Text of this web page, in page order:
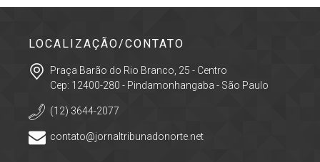
LOCALIZAÇÃO/CONTATO
Praça Barão do Rio Branco, 25 - Centro
Cep: 12400-280 - Pindamonhangaba - São Paulo
(12) 3644-2077
contato@jornaltribunadonorte.net